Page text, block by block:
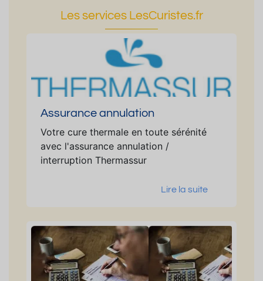
Les services LesCuristes.fr
Assurance annulation
Votre cure thermale en toute sérénité
avec l'assurance annulation /
interruption Thermassur
Lire la suite